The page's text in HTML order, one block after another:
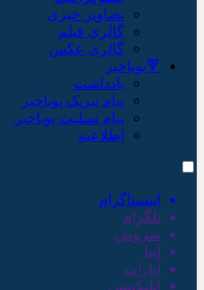
تصاویر خبری
گالری فیلم
گالری عکس
🔻پویاخبر
یادداشت
پیام تبریک پویاخبر
پیام تسلیت پویاخبر
اطلاعیه
اینستاگرام
تلگرام
سروش
ایتا
آپارات
اپلیکیشن